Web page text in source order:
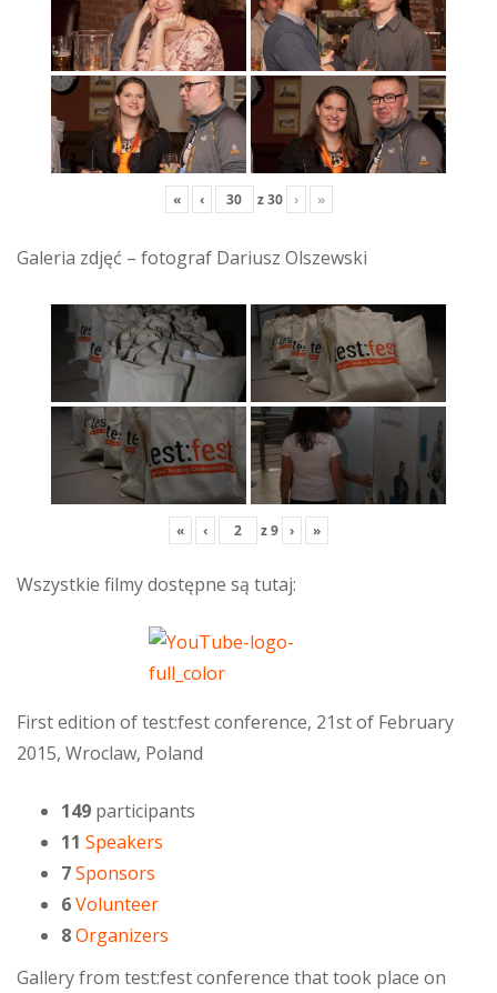
« ‹ z30 › »
Galeria zdjęć – fotograf Dariusz Olszewski
« ‹ z9 › »
Wszystkie filmy dostępne są tutaj:
First edition of test:fest conference, 21st of February
2015, Wroclaw, Poland
149 participants
11 Speakers
7Sponsors
6Volunteer
8Organizers
Gallery from test:fest conference that took place on